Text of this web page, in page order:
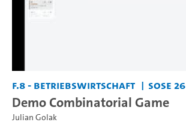
F.8 - Betriebswirtschaft SoSe 26
Demo Combinatorial Game
Julian Golak